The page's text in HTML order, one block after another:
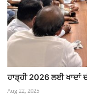
ਹਾੜ੍ਹੀ 2026 ਲਈ ਖਾਦਾਂ
Aug 22, 2025